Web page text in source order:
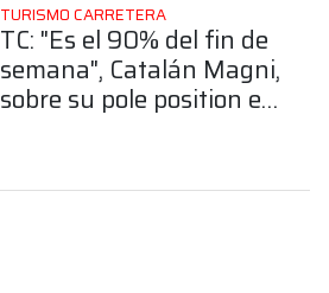
TURISMO CARRETERA
TC: "Es el 90% del fin de
semana", Catalán Magni,
sobre su pole position en